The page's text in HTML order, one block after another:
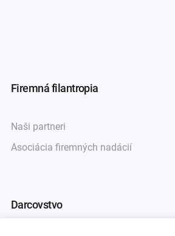
Firemná filantropia
Naši partneri
Asociácia firemných nadácií
Darcovstvo